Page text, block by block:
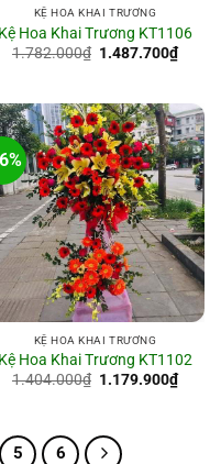
KỆ HOA KHAI TRƯƠNG
Kệ Hoa Khai Trương KT1106
1.782.000₫ Giá
1.487.700₫Giá
hiện
KỆ HOA KHAI TRƯƠNG
Kệ Hoa Khai Trương KT1102
1.404.000₫ Giá
1.179.900₫Giá
hiện
5 6